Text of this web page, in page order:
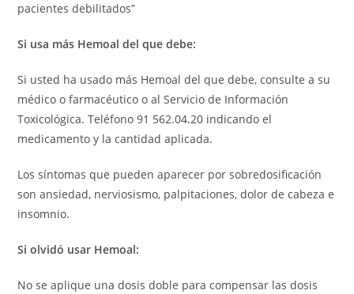
pacientes debilitados”
Si usa más Hemoal del que debe:
Si usted ha usado más Hemoal del que debe, consulte a su
médico o farmacéutico o al Servicio de Información
Toxicológica. Teléfono 91 562.04.20 indicando el
medicamento y la cantidad aplicada.
Los síntomas que pueden aparecer por sobredosificación
son ansiedad, nerviosismo, palpitaciones, dolor de cabeza e
insomnio.
Si olvidó usar Hemoal:
No se aplique una dosis doble para compensar las dosis